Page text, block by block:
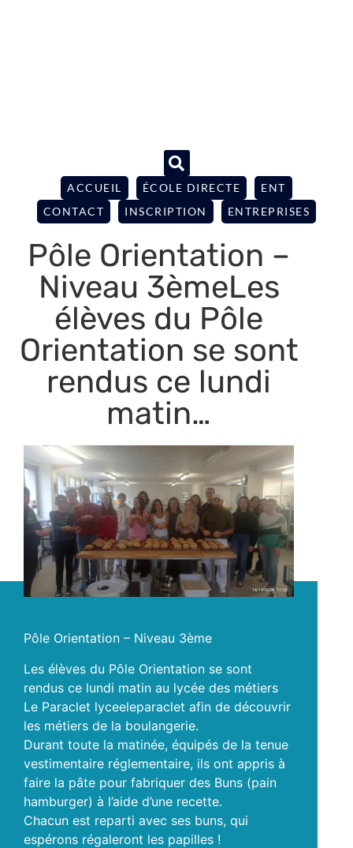
ACCUEIL ÉCOLE DIRECTE
ENT
CONTACT
INSCRIPTION ENTREPRISES
Pôle Orientation –
Niveau 3èmeLes
élèves du Pôle
Orientation se sont
rendus ce lundi
matin…
Pôle Orientation – Niveau 3ème
Les élèves du Pôle Orientation se sont
rendus ce lundi matin au lycée des métiers
Le Paraclet lyceeleparaclet afin de découvrir
les métiers de la boulangerie.
Durant toute la matinée, équipés de la tenue
vestimentaire réglementaire, ils ont appris à
faire la pâte pour fabriquer des Buns (pain
hamburger) à l’aide d’une recette.
Chacun est reparti avec ses buns, qui
espérons régaleront les papilles !